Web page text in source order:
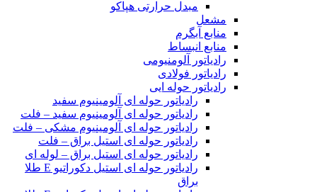
مبدل حرارتی هپاکو
مشعل
منابع آبگرم
منابع انبساط
رادیاتور آلومنیومی
رادیاتور فولادی
رادیاتور حوله ایی
رادیاتور حوله ای آلومینیوم سفید
رادیاتور حوله ای آلومینیوم سفید – فلت
رادیاتور حوله ای آلومینیوم مشکی – فلت
رادیاتور حوله ای استیل براق – فلت
رادیاتور حوله ای استیل براق – لوله ای
رادیاتور حوله ای استیل دکوراتیو E طلا
براق